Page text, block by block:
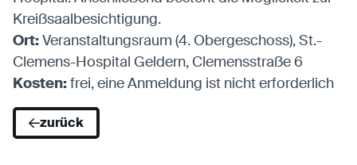
Kreißsaalbesichtigung.
Ort:Veranstaltungsraum (4. Obergeschoss), St.-
Clemens-Hospital Geldern, Clemensstraße 6
Kosten:frei, eine Anmeldung ist nicht erforderlich
zurück
Externe Medien
Mit Ihrer Zustimmung erlauben Sie das Laden von
Vimeo